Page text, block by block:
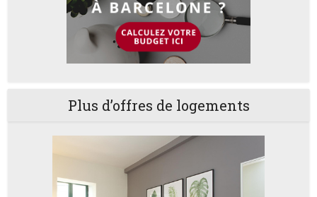
Plus d’offres de logements